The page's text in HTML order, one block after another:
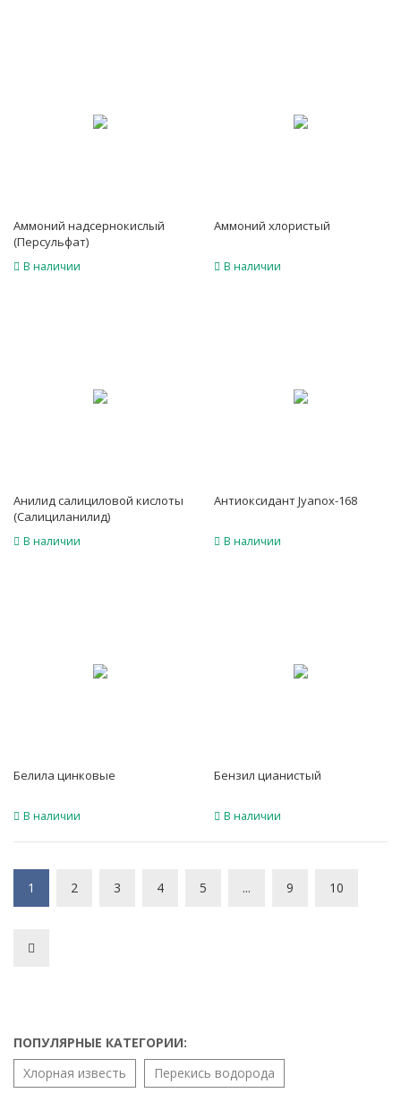
Аммоний надсернокислый
(Персульфат)
В наличии
Аммоний хлористый
В наличии
Анилид салициловой кислоты
(Салициланилид)
В наличии
Антиоксидант Jyanox-168
В наличии
Белила цинковые
В наличии
Бензил цианистый
В наличии
1 2 3 4 5 ... 9 10
ПОПУЛЯРНЫЕ КАТЕГОРИИ:
Хлорная известь
Перекись водорода